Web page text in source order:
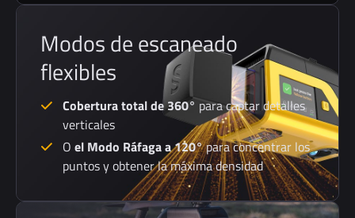
Modos de escaneado
flexibles
Cobertura total de 360° para captar detalles
verticales
O el Modo Ráfaga a 120°para concentrar los
puntos y obtener la máxima densidad